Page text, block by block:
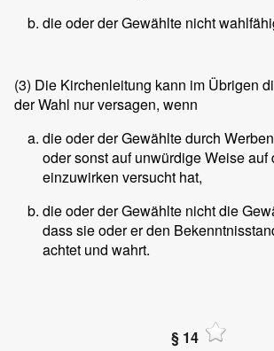
die oder der Gewählte nicht
(3) Die Kirchenleitung kann im Übrigen
der Wahl nur versagen, wenn
die oder der Gewählte durch
oder sonst auf unwürdige Weise auf
einzuwirken versucht hat,
die oder der Gewählte nicht die
dass sie oder er den
achtet und wahrt.
§ 14